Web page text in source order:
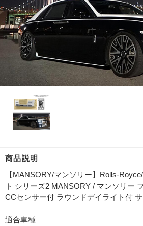
商品説明
【MANSORY/マンソリー】Rolls-
ト シリーズ2 MANSORY / マンソリー
CCセンサー付 ラウンドデイライト付
適合車種